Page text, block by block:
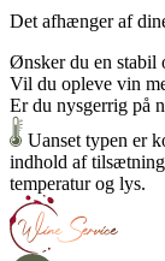
Det afhænger af
Ønsker du en
Vil du opleve vin
Er du nysgerrig på
Uanset typen er
indhold af
temperatur og lys.